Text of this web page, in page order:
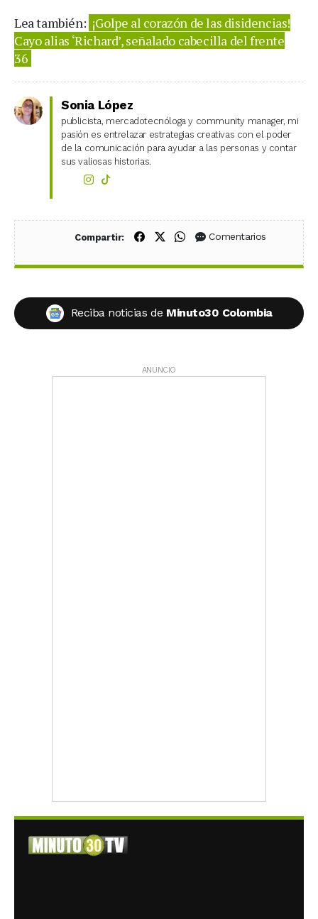
Lea también: ¡Golpe al corazón de las disidencias!
Cayo alias ‘Richard’, señalado cabecilla del frente
36
Sonia López
publicista, mercadotecnóloga y community manager, mi
pasión es entrelazar estrategias creativas con el poder
de la comunicación para ayudar a las personas y contar
sus valiosas historias.
Compartir: Compartir en Facebook
Compartir en X (Twitter)
Compartir en WhatsApp
Comentarios
Reciba noticias de Minuto30 Colombia
ANUNCIO